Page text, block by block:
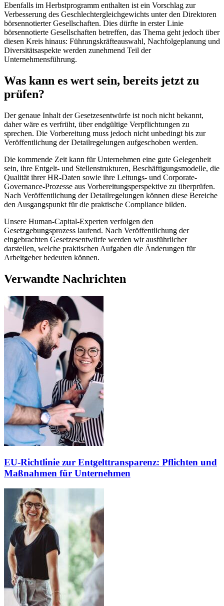
Ebenfalls im Herbstprogramm enthalten ist ein Vorschlag zur
Verbesserung des Geschlechtergleichgewichts unter den Direktoren
börsennotierter Gesellschaften. Dies dürfte in erster Linie
börsennotierte Gesellschaften betreffen, das Thema geht jedoch über
diesen Kreis hinaus: Führungskräfteauswahl, Nachfolgeplanung und
Diversitätsaspekte werden zunehmend Teil der
Unternehmensführung.
Was kann es wert sein, bereits jetzt zu
prüfen?
Der genaue Inhalt der Gesetzesentwürfe ist noch nicht bekannt,
daher wäre es verfrüht, über endgültige Verpflichtungen zu
sprechen. Die Vorbereitung muss jedoch nicht unbedingt bis zur
Veröffentlichung der Detailregelungen aufgeschoben werden.
Die kommende Zeit kann für Unternehmen eine gute Gelegenheit
sein, ihre Entgelt- und Stellenstrukturen, Beschäftigungsmodelle, die
Qualität ihrer HR-Daten sowie ihre Leitungs- und Corporate-
Governance-Prozesse aus Vorbereitungsperspektive zu überprüfen.
Nach Veröffentlichung der Detailregelungen können diese Bereiche
den Ausgangspunkt für die praktische Compliance bilden.
Unsere Human-Capital-Experten verfolgen den
Gesetzgebungsprozess laufend. Nach Veröffentlichung der
eingebrachten Gesetzesentwürfe werden wir ausführlicher
darstellen, welche praktischen Aufgaben die Änderungen für
Arbeitgeber bedeuten können.
Verwandte Nachrichten
EU-Richtlinie zur Entgelttransparenz: Pflichten und
Maßnahmen für Unternehmen